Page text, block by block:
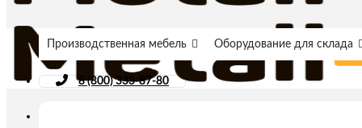
Производственная мебель Оборудование для склада
8 (800) 333-87-80